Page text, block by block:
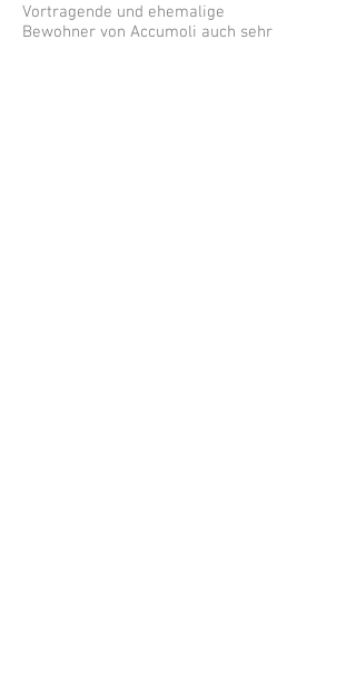
Vortragende und ehemalige
Bewohner von Accumoli auch sehr